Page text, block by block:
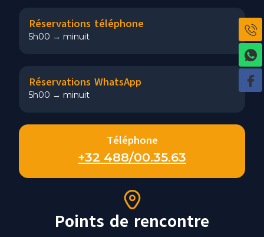
Réservations téléphone
5h00 → minuit
Réservations WhatsApp
5h00 → minuit
Téléphone
+32 488/00.35.63
Points de rencontre